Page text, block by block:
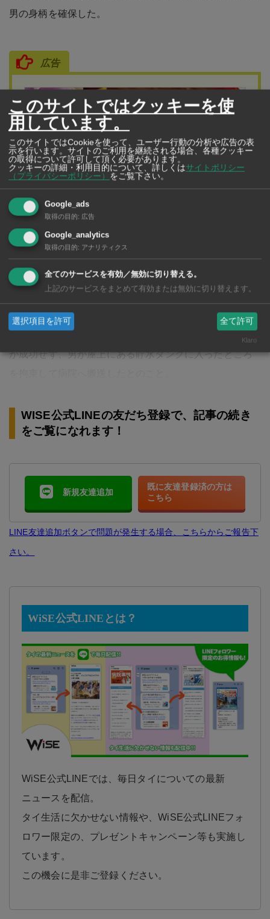
男の身柄を確保した。
広告
クラシック・ハナ（フルールクラシック）
大地の恵みたっぷりの“トロピカルギフト”を 南
国・タイから新鮮なまま日本へお届け
洋ラン、冷凍フルーツは一年中贈れます>>>
が成功せず、男が屋上にある貯水タンクに入ったところ
WISE公式LINEの友だち登録で、記事の続き
をご覧になれます！
新規友達追加
既に友達登録済の方は
こちら
LINE友達追加ボタンで問題が発生する場合、こちらからご報告下
さい。
WiSE公式LINEとは？
WiSE公式LINEでは、毎日タイについての最新
ニュースを配信。
タイ生活に欠かせない情報や、WiSE公式LINEフォ
ロワー限定の、プレゼントキャンペーン等も実施し
ています。
この機会に是非ご登録ください。
このサイトではクッキーを使
用しています。
このサイトではCookieを使って、ユーザー行動の分析や広告の表
示を行います。サイトのご利用を継続される場合、各種クッキー
の取得について許可して頂く必要があります。
クッキーの詳細・利用目的について、詳しくはサイトポリシー
（プライバシーポリシー）
をご覧下さい。
Google_ads
取得の目的: 広告
Google_analytics
取得の目的: アナリティクス
全てのサービスを有効／無効に切り替える。
上記のサービスをまとめて有効または無効に切り替えます。
選択項目を許可 全て許可
Klaro